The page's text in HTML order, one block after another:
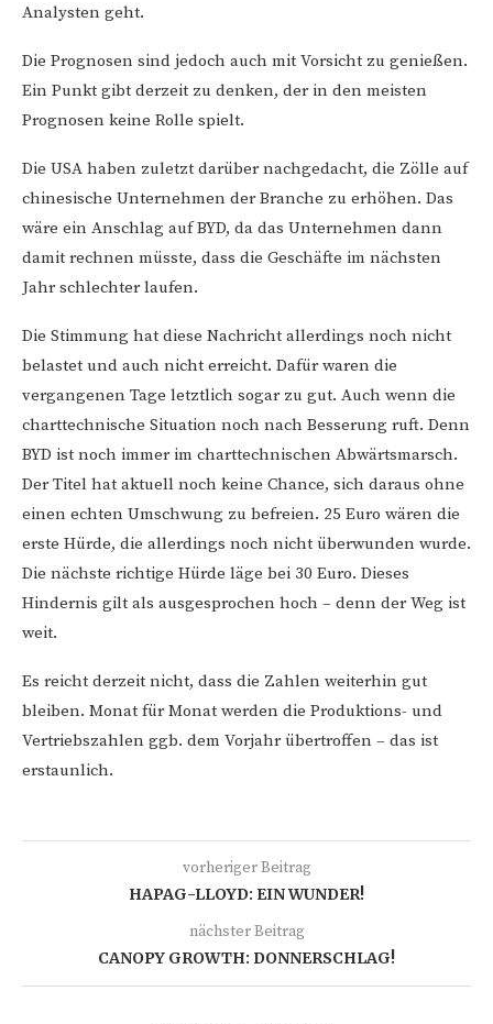
Analysten geht.
Die Prognosen sind jedoch auch mit Vorsicht zu genießen.
Ein Punkt gibt derzeit zu denken, der in den meisten
Prognosen keine Rolle spielt.
Die USA haben zuletzt darüber nachgedacht, die Zölle auf
chinesische Unternehmen der Branche zu erhöhen. Das
wäre ein Anschlag auf BYD, da das Unternehmen dann
damit rechnen müsste, dass die Geschäfte im nächsten
Jahr schlechter laufen.
Die Stimmung hat diese Nachricht allerdings noch nicht
belastet und auch nicht erreicht. Dafür waren die
vergangenen Tage letztlich sogar zu gut. Auch wenn die
charttechnische Situation noch nach Besserung ruft. Denn
BYD ist noch immer im charttechnischen Abwärtsmarsch.
Der Titel hat aktuell noch keine Chance, sich daraus ohne
einen echten Umschwung zu befreien. 25 Euro wären die
erste Hürde, die allerdings noch nicht überwunden wurde.
Die nächste richtige Hürde läge bei 30 Euro. Dieses
Hindernis gilt als ausgesprochen hoch – denn der Weg ist
weit.
Es reicht derzeit nicht, dass die Zahlen weiterhin gut
bleiben. Monat für Monat werden die Produktions- und
Vertriebszahlen ggb. dem Vorjahr übertroffen – das ist
erstaunlich.
vorheriger Beitrag
HAPAG-LLOYD: EIN WUNDER!
nächster Beitrag
CANOPY GROWTH: DONNERSCHLAG!